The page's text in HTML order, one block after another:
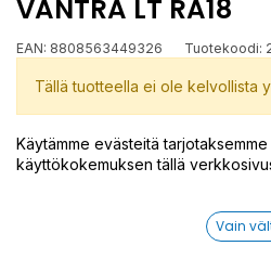
VANTRA LT RA18
EAN: 8808563449326 Tuotekoodi:
Tällä tuotteella ei ole kelvollista
VANTRA LT RA18
Käytämme evästeitä
käyttökokemuksen tällä
Vain